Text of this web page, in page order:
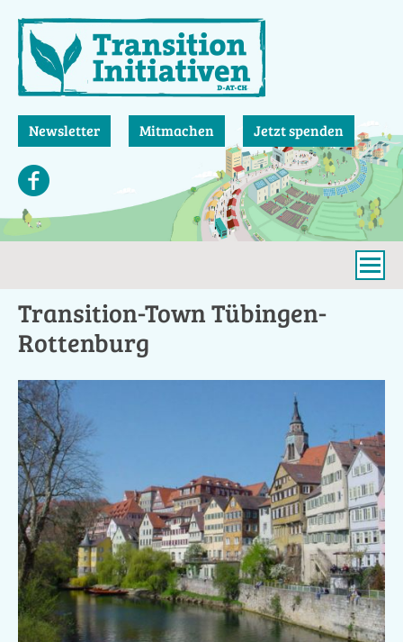
zum
Inhalt
Newsletter Mitmachen Jetzt spenden
Transition-Town Tübingen-
Rottenburg